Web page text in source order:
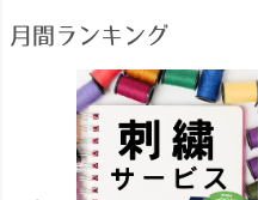
月間ランキング